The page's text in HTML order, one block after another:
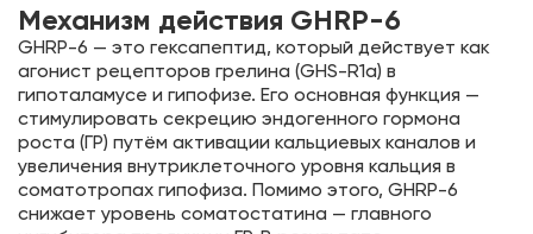
Механизм действия GHRP-6
GHRP-6 — это гексапептид, который действует как
агонист рецепторов грелина (GHS-R1a) в
гипоталамусе и гипофизе. Его основная функция —
стимулировать секрецию эндогенного гормона
роста (ГР) путём активации кальциевых каналов и
увеличения внутриклеточного уровня кальция в
соматотропах гипофиза. Помимо этого, GHRP-6
снижает уровень соматостатина — главного